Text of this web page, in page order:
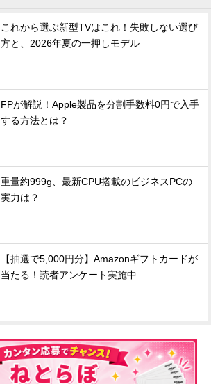
これから選ぶ新型TVはこれ！失敗しない選び
方と、2026年夏の一押しモデル
FPが解説！Apple製品を分割手数料0円で入手
する方法とは？
重量約999g、最新CPU搭載のビジネスPCの
実力は？
【抽選で5,000円分】Amazonギフトカードが
当たる！読者アンケート実施中